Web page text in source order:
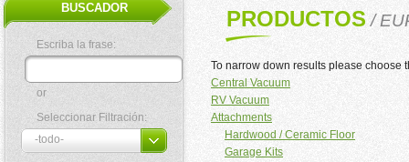
BUSCADOR
Escriba la frase:
or
Seleccionar Filtración:
PRODUCTOS/
To narrow down results please choose
Central Vacuum
RV Vacuum
Attachments
Hardwood / Ceramic Floor
Garage Kits